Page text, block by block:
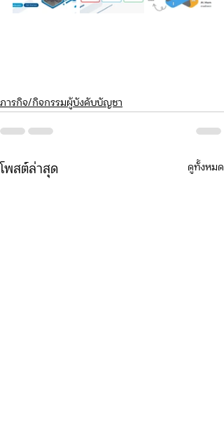
ภารกิจ/กิจกรรมผู้บังคับบัญชา
โพสต์ล่าสุด ดูทั้งหมด